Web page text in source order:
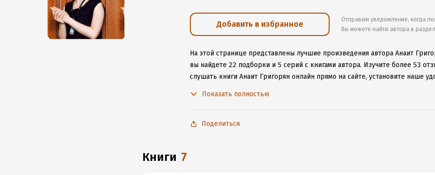
Добавить в избранное
Отправим уведомление, когда
Вы можете найти автора в
На этой странице представлены лучшие произведения автора Анаит
вы найдете 22 подборки и 5 серий с книгами автора. Изучите более 53
слушать книги Анаит Григорян онлайн прямо на сайте, установите наше
Показать полностью
Поделиться
книги 7